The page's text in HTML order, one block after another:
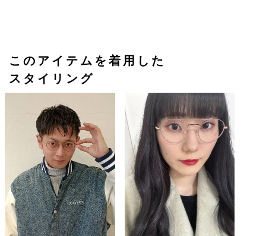
このアイテムを着用した
スタイリング